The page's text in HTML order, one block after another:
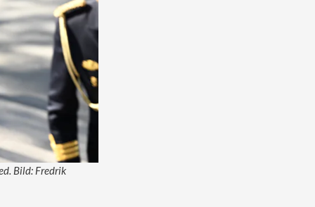
Bild: Fredrik